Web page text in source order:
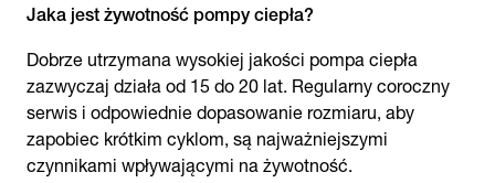
Jaka jest żywotność pompy ciepła?
Dobrze utrzymana wysokiej jakości pompa ciepła
zazwyczaj działa od 15 do 20 lat. Regularny coroczny
serwis i odpowiednie dopasowanie rozmiaru, aby
zapobiec krótkim cyklom, są najważniejszymi
czynnikami wpływającymi na żywotność.